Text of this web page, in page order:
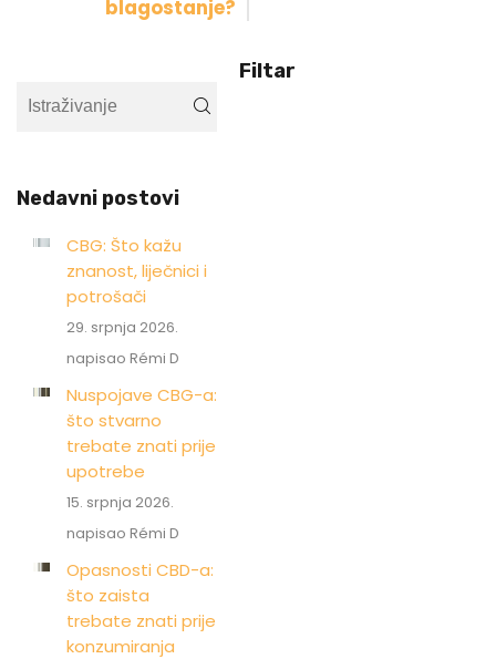
blagostanje?
Filtar
Nedavni postovi
CBG: Što kažu
znanost, liječnici i
potrošači
29. srpnja 2026.
napisao Rémi D
Nuspojave CBG-a:
što stvarno
trebate znati prije
upotrebe
15. srpnja 2026.
napisao Rémi D
Opasnosti CBD-a:
što zaista
trebate znati prije
konzumiranja